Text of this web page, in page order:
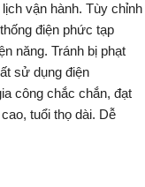
vận hành. Tùy chỉnh
điện phức tạp
năng. Tránh bị phạt
sử dụng điện
công chắc chắn, đạt
tuổi thọ dài. Dễ